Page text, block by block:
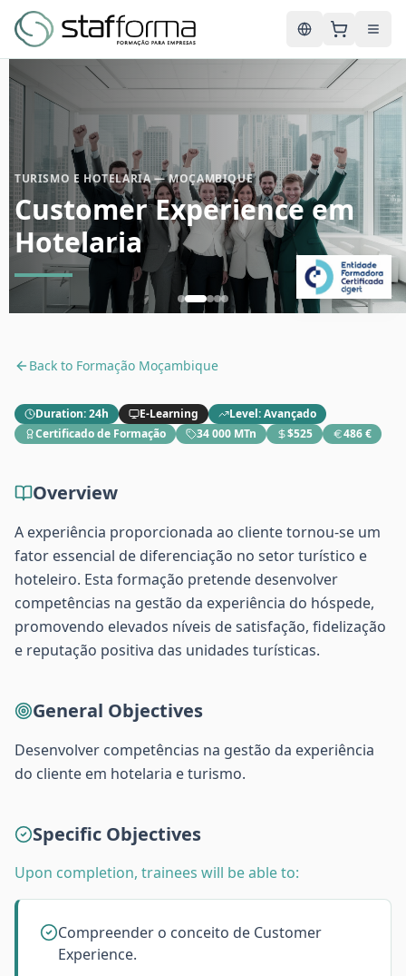
English
TURISMO E HOTELARIA — MOÇAMBIQUE
Customer Experience em
Hotelaria
Back to Formação Moçambique
Duration:24h E-Learning Level:Avançado
Certificado de Formação
34 000 MTn $525 486 €
Overview
A experiência proporcionada ao cliente tornou-se um
fator essencial de diferenciação no setor turístico e
hoteleiro. Esta formação pretende desenvolver
competências na gestão da experiência do hóspede,
promovendo elevados níveis de satisfação, fidelização
e reputação positiva das unidades turísticas.
General Objectives
Desenvolver competências na gestão da experiência
do cliente em hotelaria e turismo.
Specific Objectives
Upon completion, trainees will be able to:
Compreender o conceito de Customer
Experience.